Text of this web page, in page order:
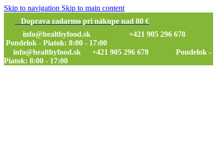
Skip to navigation Skip to main content
Doprava zadarmo pri nákupe nad 80 €
info@healthyfood.sk
+421 905 296 678
Pondelok - Piatok: 8:00 - 17:00
info@healthyfood.sk
+421 905 296 678 Pondelok -
Piatok: 8:00 - 17:00